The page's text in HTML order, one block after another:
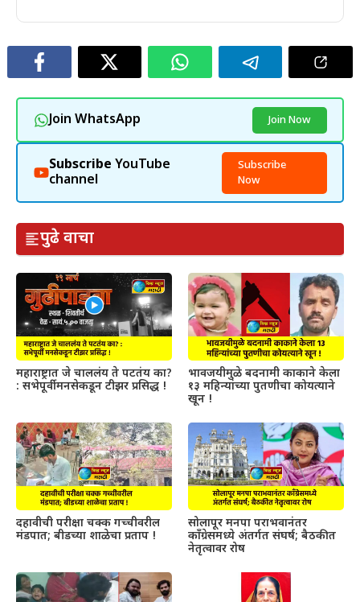
Join WhatsApp Join Now
Subscribe YouTube
channel
Subscribe
Now
पुढे वाचा
महाराष्ट्रात जे चाललंय ते पटतंय का?
: सभेपूर्वी मनसेकडून टीझर प्रसिद्ध !
भावजयीमुळे बदनामी काकाने केला
१३ महिन्यांच्या पुतणीचा कोयत्याने
खून !
दहावीची परीक्षा चक्क गच्चीवरील
मंडपात; बीडच्या शाळेचा प्रताप !
सोलापूर मनपा पराभवानंतर
काँग्रेसमध्ये अंतर्गत संघर्ष; बैठकीत
नेतृत्वावर रोष